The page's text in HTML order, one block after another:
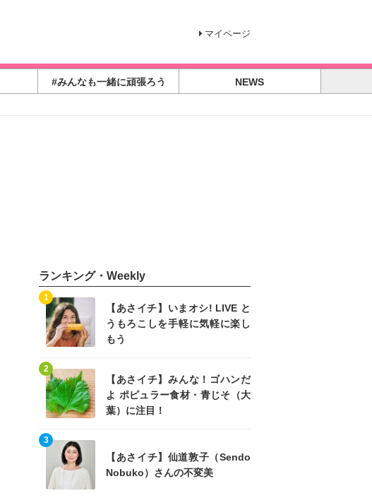
マイページ
#みんなも一緒に頑張ろう
NEWS
ランキング・Weekly
【あさイチ】いまオシ! LIVE と
うもろこしを手軽に気軽に楽し
もう
1
【あさイチ】みんな！ゴハンだ
よ ポピュラー食材・青じそ（大
葉）に注目！
2
【あさイチ】仙道敦子（Sendo
Nobuko）さんの不変美
3